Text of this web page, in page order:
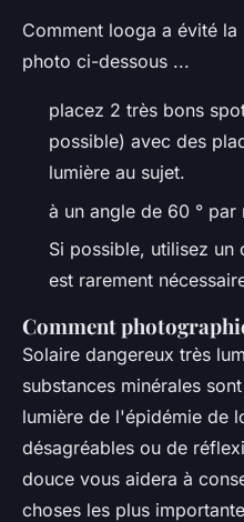
Comment looga a évité
photo ci-dessous ...
placez 2 très bons
possible) avec des
lumière au sujet.
à un angle de 60 °
Si possible, utilisez un
est rarement
Comment
Solaire dangereux très
substances minérales
lumière de l'épidémie de
désagréables ou de
douce vous aidera à
choses les plus